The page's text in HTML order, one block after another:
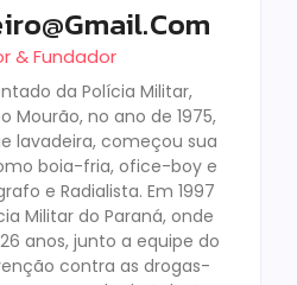
& Fundador
da Polícia Militar,
Mourão, no ano de 1975,
lavadeira, começou sua
boia-fria, ofice-boy e
e Radialista. Em 1997
Militar do Paraná, onde
anos, junto a equipe do
contra as drogas-